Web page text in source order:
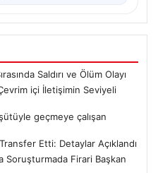
Saldırı ve Ölüm Olayı
içi İletişimin Seviyeli
geçmeye çalışan
Etti: Detaylar Açıklandı
Soruşturmada Firari Başkan